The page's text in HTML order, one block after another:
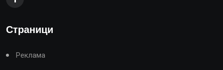
Страници
Реклама